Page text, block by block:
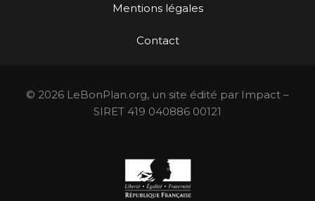
Mentions légales
Contact
© 2026 LeBonPlan.org, un site édité par Impact –
SIRET 419 040886 00121